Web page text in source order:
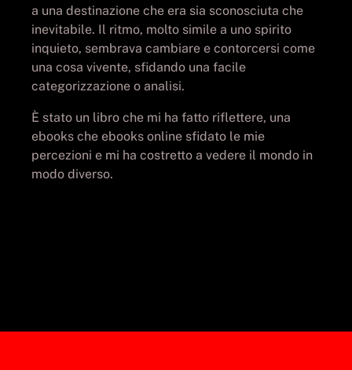
a una destinazione che era sia sconosciuta che
inevitabile. Il ritmo, molto simile a uno spirito
inquieto, sembrava cambiare e contorcersi come
una cosa vivente, sfidando una facile
categorizzazione o analisi.
È stato un libro che mi ha fatto riflettere, una
ebooks che ebooks online sfidato le mie
percezioni e mi ha costretto a vedere il mondo in
modo diverso.